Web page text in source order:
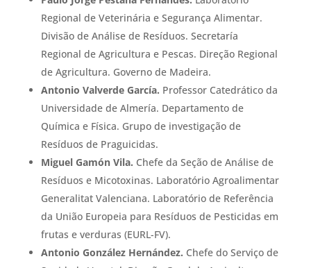
Regional de Veterinária e Segurança Alimentar.
Divisão de Análise de Resíduos. Secretaría
Regional de Agricultura e Pescas. Direção Regional
de Agricultura. Governo de Madeira.
Antonio Valverde García. Professor Catedrático da
Universidade de Almería. Departamento de
Química e Física. Grupo de investigação de
Resíduos de Praguicidas.
Miguel Gamón Vila. Chefe da Seção de Análise de
Resíduos e Micotoxinas. Laboratório Agroalimentar
Generalitat Valenciana. Laboratório de Referência
da União Europeia para Resíduos de Pesticidas em
frutas e verduras (EURL-FV).
Antonio González Hernández. Chefe do Serviço de